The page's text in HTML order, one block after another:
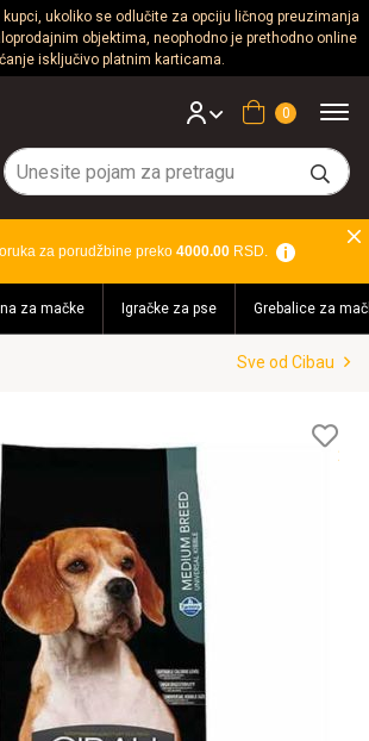
kupci, ukoliko se odlučite za opciju ličnog preuzimanja
objektima, neophodno je prethodno online
isključivo platnim karticama.
Korpa
za porudžbine preko 4000.00RSD.
za mačke Igračke za pse Grebalice za
Sve od Cibau